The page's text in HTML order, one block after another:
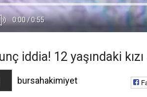
Süre
0:00/Toplam
0:55
Yüklendi:
iddia! 12 yaşındaki
bursahakimiyet